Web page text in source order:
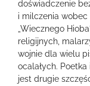
doświadczenie
i milczenia wobec
„Wiecznego
religijnych,
wojnie dla wielu
ocalałych.
jest drugie